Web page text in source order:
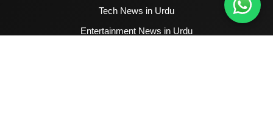
Tech News in Urdu
Entertainment News in Urdu